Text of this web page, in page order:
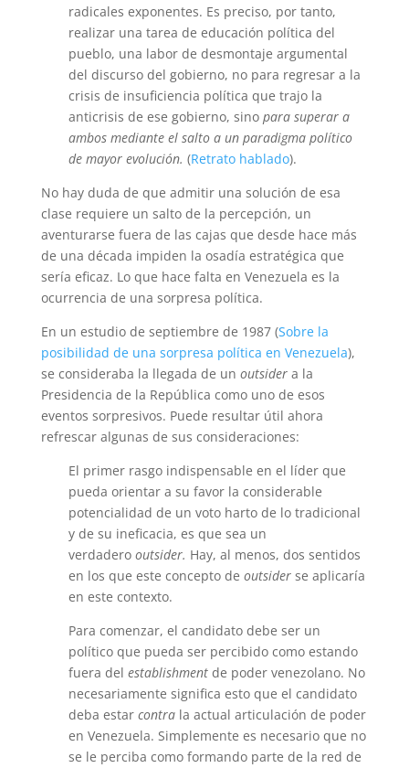
radicales exponentes. Es preciso, por tanto,
realizar una tarea de educación política del
pueblo, una labor de desmontaje argumental
del discurso del gobierno, no para regresar a la
crisis de insuficiencia política que trajo la
anticrisis de ese gobierno, sino para superar a
ambos mediante el salto a un paradigma político
de mayor evolución. (Retrato hablado).
No hay duda de que admitir una solución de esa
clase requiere un salto de la percepción, un
aventurarse fuera de las cajas que desde hace más
de una década impiden la osadía estratégica que
sería eficaz. Lo que hace falta en Venezuela es la
ocurrencia de una sorpresa política.
En un estudio de septiembre de 1987 (Sobre la
posibilidad de una sorpresa política en Venezuela),
se consideraba la llegada de un outsidera la
Presidencia de la República como uno de esos
eventos sorpresivos. Puede resultar útil ahora
refrescar algunas de sus consideraciones:
El primer rasgo indispensable en el líder que
pueda orientar a su favor la considerable
potencialidad de un voto harto de lo tradicional
y de su inefi­cacia, es que sea un
verdadero outsider. Hay, al menos, dos sentidos
en los que este concepto de outsider se aplicaría
en este contexto.
Para comenzar, el candidato debe ser un
político que pueda ser per­cibido como estando
fuera del establishmentde poder venezolano. No
ne­cesariamente significa esto que el candidato
deba estar contra la actual ar­ticulación de poder
en Venezuela. Simplemente es necesario que no
se le perciba como formando parte de la red de